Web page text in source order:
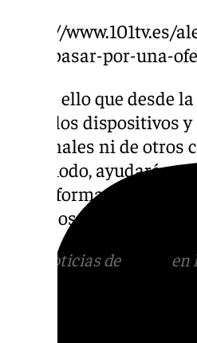
https://www.101tv.es/
hace-pasar-por-una-
Es por ello que desde
todos los dispositivos
personales ni de
este modo, ayudarás
qué información tuya
privados están
Más noticias de en